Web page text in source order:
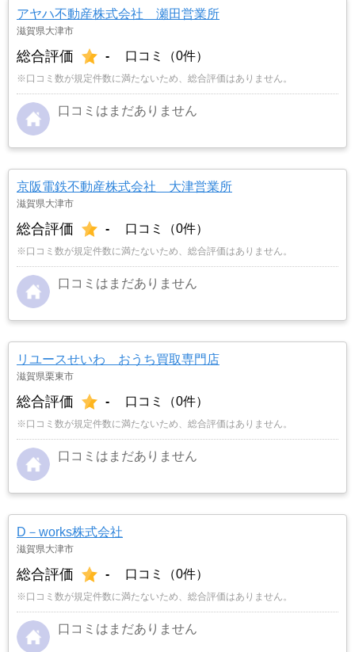
アヤハ不動産株式会社 瀬田営業所
滋賀県大津市
総合評価 - 口コミ（0件）
※口コミ数が規定件数に満たないため、総合評価はありません。
口コミはまだありません
京阪電鉄不動産株式会社 大津営業所
滋賀県大津市
総合評価 - 口コミ（0件）
※口コミ数が規定件数に満たないため、総合評価はありません。
口コミはまだありません
リユースせいわ おうち買取専門店
滋賀県栗東市
総合評価 - 口コミ（0件）
※口コミ数が規定件数に満たないため、総合評価はありません。
口コミはまだありません
D－works株式会社
滋賀県大津市
総合評価 - 口コミ（0件）
※口コミ数が規定件数に満たないため、総合評価はありません。
口コミはまだありません